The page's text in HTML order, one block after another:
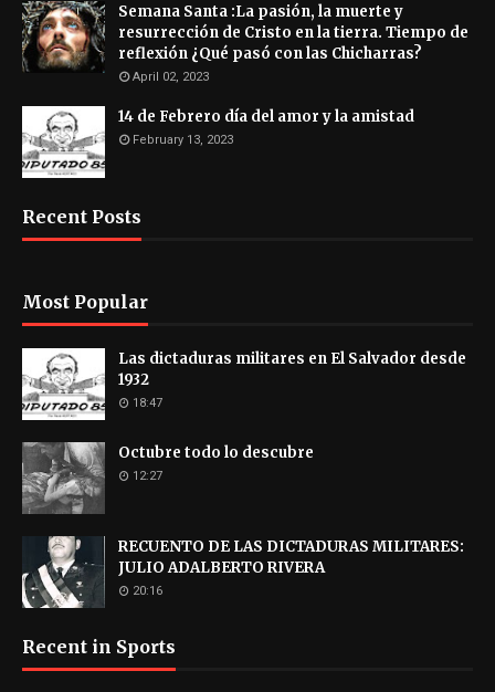
Semana Santa :La pasión, la muerte y
resurrección de Cristo en la tierra. Tiempo de
reflexión ¿Qué pasó con las Chicharras?
April 02, 2023
14 de Febrero día del amor y la amistad
February 13, 2023
Recent Posts
Most Popular
Las dictaduras militares en El Salvador desde
1932
18:47
Octubre todo lo descubre
12:27
RECUENTO DE LAS DICTADURAS MILITARES:
JULIO ADALBERTO RIVERA
20:16
Recent in Sports